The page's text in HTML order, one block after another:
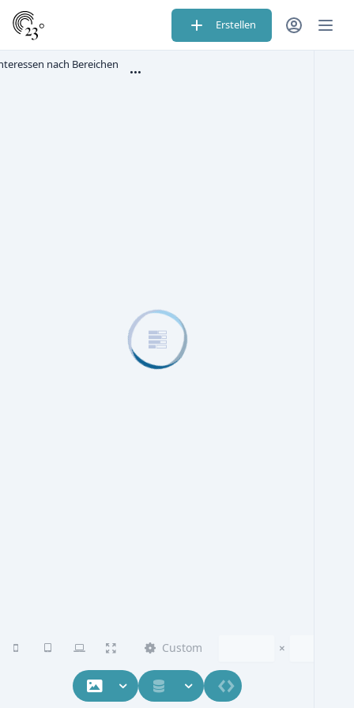
Erstellen
nach Bereichen
Custom